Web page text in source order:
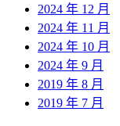
2024 年 12 月
2024 年 11 月
2024 年 10 月
2024 年 9 月
2019 年 8 月
2019 年 7 月